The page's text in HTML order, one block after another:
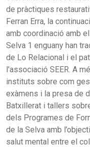
de pràctiques
Ferran Erra, la
amb coordinació amb
Selva 1 enguany han
de Lo Relacional i el
l'associació SEER. A
instituts sobre com
exàmens i la presa de
Batxillerat i tallers
dels Programes de
de la Selva amb
salut mental entre el